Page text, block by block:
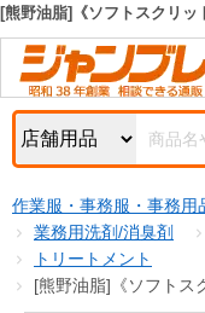
カテゴリ
お知らせ
特集・キ
初めての方
お問い合わ
キーワード検索
検索条件
商品カテゴリから選ぶ
[熊野油脂]《ソフトスクリ
作業服・事務服・事務用
業務用洗剤/消臭剤
トリートメント
[熊野油脂]《ソフト